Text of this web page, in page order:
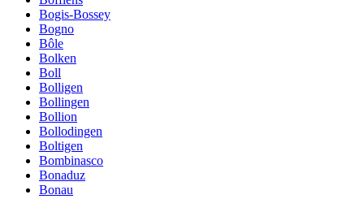
Bogis-Bossey
Bogno
Bôle
Bolken
Boll
Bolligen
Bollingen
Bollion
Bollodingen
Boltigen
Bombinasco
Bonaduz
Bonau